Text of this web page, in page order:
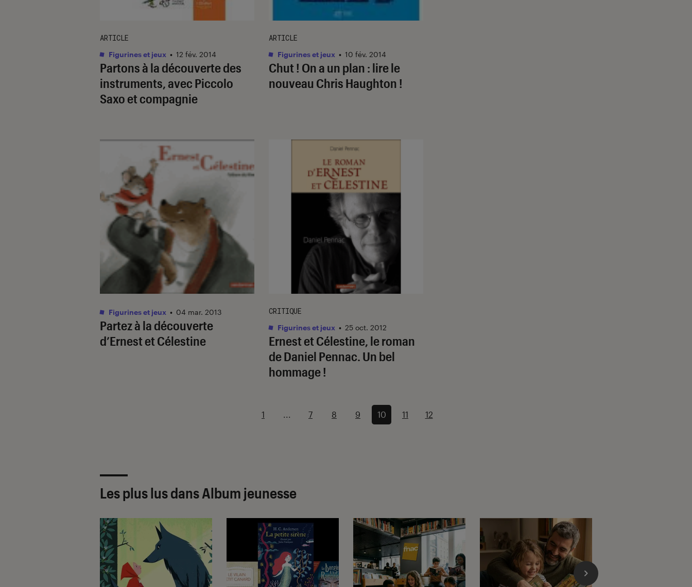
Partons à la découverte des
instruments, avec Piccolo
Saxo et compagnie
ARTICLE
Figurines et jeux • 12 fév. 2014
Chut ! On a un plan : lire le
nouveau Chris Haughton !
ARTICLE
Figurines et jeux • 10 fév. 2014
Partez à la découverte
d’Ernest et Célestine
Figurines et jeux • 04 mar. 2013
Ernest et Célestine, le roman
de Daniel Pennac. Un bel
hommage !
CRITIQUE
Figurines et jeux • 25 oct. 2012
1 ... 7 8 9 10 11 12
Les plus lus dans Album jeunesse